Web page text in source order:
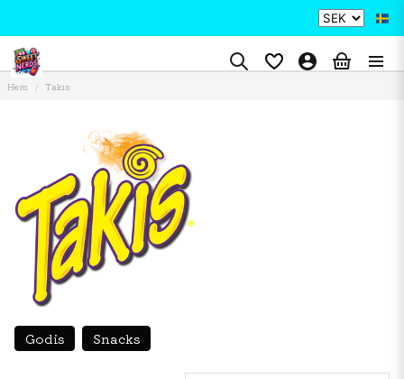
Hem Takis
Godis Snacks